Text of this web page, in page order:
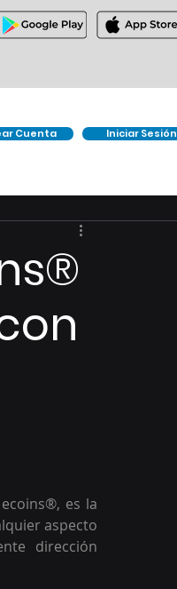
Cuenta Iniciar Sesión
es la
aspecto
dirección